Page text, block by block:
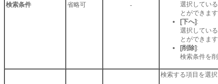
検索条件 省略可 -
選択してい
とができま
[下へ] :
選択してい
とができま
[削除] :
検索条件を
検索する項目を選